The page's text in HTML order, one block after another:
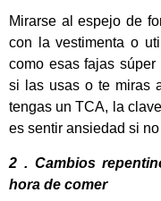
Mirarse al espejo de
con la vestimenta o
como esas fajas
si las usas o te miras
tengas un TCA, la
es sentir ansiedad si
2 . Cambios
hora de comer